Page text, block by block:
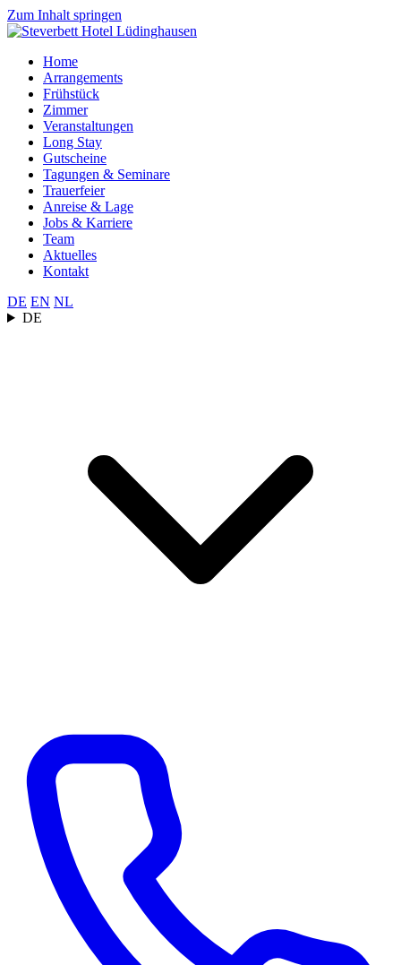
Zum Inhalt springen
Home
Arrangements
Frühstück
Zimmer
Veranstaltungen
Long Stay
Gutscheine
Tagungen & Seminare
Trauerfeier
Anreise & Lage
Jobs & Karriere
Team
Aktuelles
Kontakt
DE EN NL
DE